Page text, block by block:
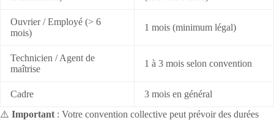
Ouvrier / Employé (> 6
mois)
1 mois (minimum légal)
Technicien / Agent de
maîtrise
1 à 3 mois selon convention
Cadre
3 mois en général
⚠️ Important : Votre convention collective peut prévoir des durées